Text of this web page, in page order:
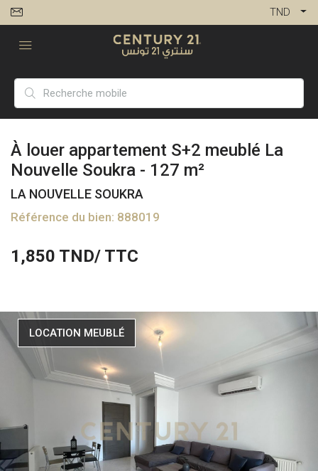
TND
À louer appartement S+2 meublé La
Nouvelle Soukra - 127 m²
LA NOUVELLE SOUKRA
Référence du bien: 888019
1,850 TND/ TTC
LOCATION MEUBLÉ